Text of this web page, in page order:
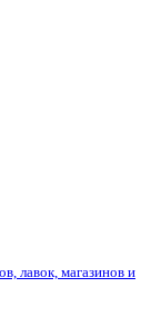
лавок, магазинов и